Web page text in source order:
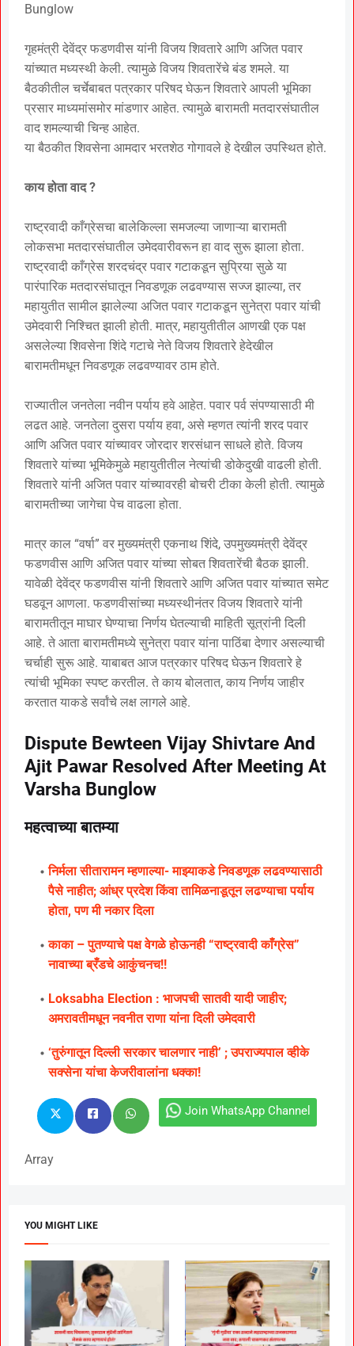
Bunglow
गृहमंत्री देवेंद्र फडणवीस यांनी विजय शिवतारे आणि अजित पवार
यांच्यात मध्यस्थी केली. त्यामुळे विजय शिवतारेंचे बंड शमले. या
बैठकीतील चर्चेबाबत पत्रकार परिषद घेऊन शिवतारे आपली भूमिका
प्रसार माध्यमांसमोर मांडणार आहेत. त्यामुळे बारामती मतदारसंघातील
वाद शमल्याची चिन्ह आहेत.
या बैठकीत शिवसेना आमदार भरतशेठ गोगावले हे देखील उपस्थित होते.
काय होता वाद ?
राष्ट्रवादी काँग्रेसचा बालेकिल्ला समजल्या जाणाऱ्या बारामती
लोकसभा मतदारसंघातील उमेदवारीवरून हा वाद सुरू झाला होता.
राष्ट्रवादी काँग्रेस शरदचंद्र पवार गटाकडून सुप्रिया सुळे या
पारंपारिक मतदारसंघातून निवडणूक लढवण्यास सज्ज झाल्या, तर
महायुतीत सामील झालेल्या अजित पवार गटाकडून सुनेत्रा पवार यांची
उमेदवारी निश्चित झाली होती. मात्र, महायुतीतील आणखी एक पक्ष
असलेल्या शिवसेना शिंदे गटाचे नेते विजय शिवतारे हेदेखील
बारामतीमधून निवडणूक लढवण्यावर ठाम होते.
राज्यातील जनतेला नवीन पर्याय हवे आहेत. पवार पर्व संपण्यासाठी मी
लढत आहे. जनतेला दुसरा पर्याय हवा, असे म्हणत त्यांनी शरद पवार
आणि अजित पवार यांच्यावर जोरदार शरसंधान साधले होते. विजय
शिवतारे यांच्या भूमिकेमुळे महायुतीतील नेत्यांची डोकेदुखी वाढली होती.
शिवतारे यांनी अजित पवार यांच्यावरही बोचरी टीका केली होती. त्यामुळे
बारामतीच्या जागेचा पेच वाढला होता.
मात्र काल “वर्षा” वर मुख्यमंत्री एकनाथ शिंदे, उपमुख्यमंत्री देवेंद्र
फडणवीस आणि अजित पवार यांच्या सोबत शिवतारेंची बैठक झाली.
यावेळी देवेंद्र फडणवीस यांनी शिवतारे आणि अजित पवार यांच्यात समेट
घडवून आणला. फडणवीसांच्या मध्यस्थीनंतर विजय शिवतारे यांनी
बारामतीतून माघार घेण्याचा निर्णय घेतल्याची माहिती सूत्रांनी दिली
आहे. ते आता बारामतीमध्ये सुनेत्रा पवार यांना पाठिंबा देणार असल्याची
चर्चाही सुरू आहे. याबाबत आज पत्रकार परिषद घेऊन शिवतारे हे
त्यांची भूमिका स्पष्ट करतील. ते काय बोलतात, काय निर्णय जाहीर
करतात याकडे सर्वांचे लक्ष लागले आहे.
Dispute Bewteen Vijay Shivtare And
Ajit Pawar Resolved After Meeting At
Varsha Bunglow
महत्वाच्या बातम्या
निर्मला सीतारामन म्हणाल्या- माझ्याकडे निवडणूक लढवण्यासाठी
पैसे नाहीत; आंध्र प्रदेश किंवा तामिळनाडूतून लढण्याचा पर्याय
होता, पण मी नकार दिला
काका – पुतण्याचे पक्ष वेगळे होऊनही “राष्ट्रवादी काँग्रेस”
नावाच्या ब्रँडचे आकुंचनच!!
Loksabha Election : भाजपची सातवी यादी जाहीर;
अमरावतीमधून नवनीत राणा यांना दिली उमेदवारी
‘तुरुंगातून दिल्ली सरकार चालणार नाही’ ; उपराज्यपाल व्हीके
सक्सेना यांचा केजरीवालांना धक्का!
Join WhatsApp Channel
Array
YOU MIGHT LIKE